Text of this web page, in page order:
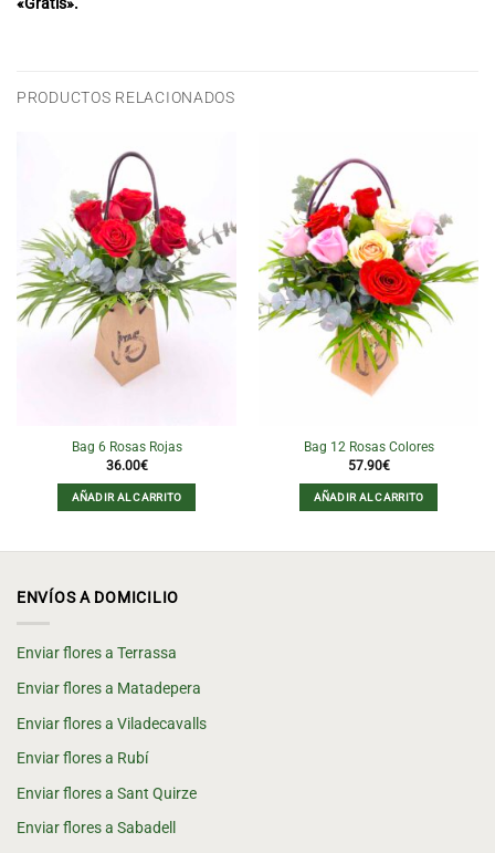
«Gratis».
PRODUCTOS RELACIONADOS
Bag 6 Rosas Rojas
36.00€
AÑADIR AL CARRITO
Bag 12 Rosas Colores
57.90€
AÑADIR AL CARRITO
ENVÍOS A DOMICILIO
Enviar flores a Terrassa
Enviar flores a Matadepera
Enviar flores a Viladecavalls
Enviar flores a Rubí
Enviar flores a Sant Quirze
Enviar flores a Sabadell